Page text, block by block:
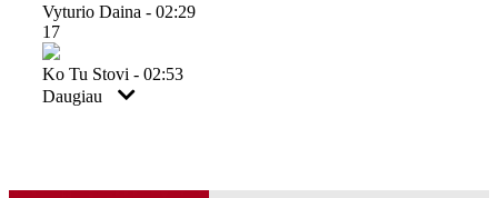
Vyturio Daina - 02:29
17
Ko Tu Stovi - 02:53
Daugiau